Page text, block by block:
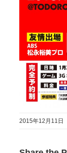
2015年12月11日